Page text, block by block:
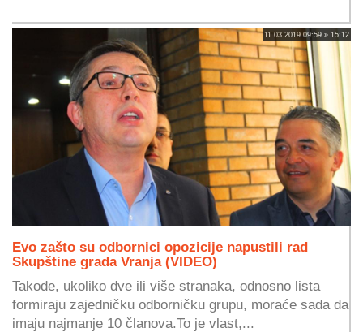
11.03.2019 09:59 » 15:12
Evo zašto su odbornici opozicije napustili rad
Skupštine grada Vranja (VIDEO)
Takođe, ukoliko dve ili više stranaka, odnosno lista
formiraju zajedničku odborničku grupu, moraće sada da
imaju najmanje 10 članova.To je vlast,...